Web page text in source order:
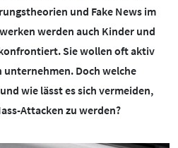
und Fake News im
werden auch Kinder und
Sie wollen oft aktiv
Doch welche
wie lässt es sich vermeiden,
Attacken zu werden?